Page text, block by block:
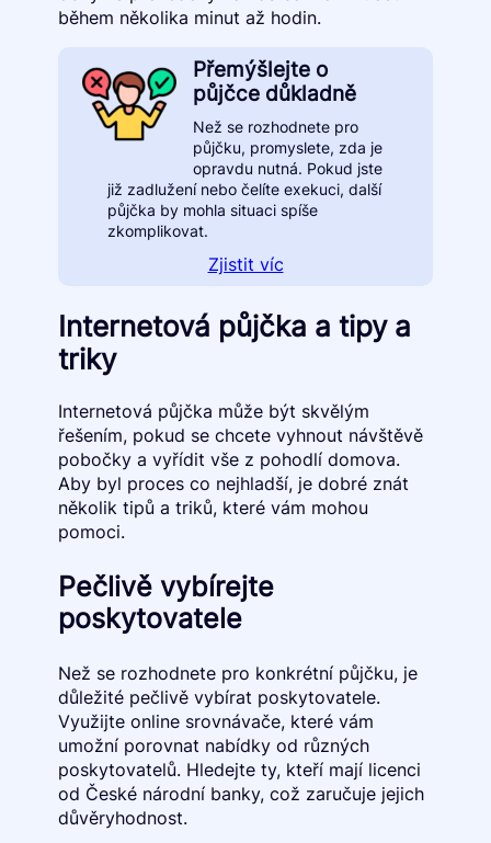
během několika minut až hodin.
Přemýšlejte o
půjčce důkladně
Než se rozhodnete pro
půjčku, promyslete, zda je
opravdu nutná. Pokud jste
již zadlužení nebo čelíte exekuci, další
půjčka by mohla situaci spíše
zkomplikovat.
Zjistit víc
Internetová půjčka a tipy a
triky
Internetová půjčka může být skvělým
řešením, pokud se chcete vyhnout návštěvě
pobočky a vyřídit vše z pohodlí domova.
Aby byl proces co nejhladší, je dobré znát
několik tipů a triků, které vám mohou
pomoci.
Pečlivě vybírejte
poskytovatele
Než se rozhodnete pro konkrétní půjčku, je
důležité pečlivě vybírat poskytovatele.
Využijte online srovnávače, které vám
umožní porovnat nabídky od různých
poskytovatelů. Hledejte ty, kteří mají licenci
od České národní banky, což zaručuje jejich
důvěryhodnost.